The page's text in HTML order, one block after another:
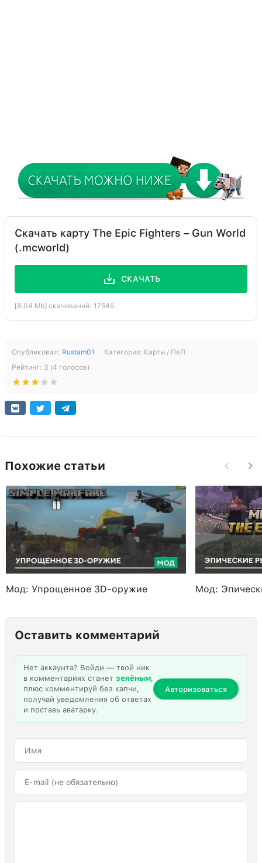
Скачать карту The Epic Fighters – Gun World
(.mcworld)
СКАЧАТЬ
[8.04 Mb] скачиваний: 17545
Опубликовал: Rustam01 Категория: Карты / ПвП
Рейтинг: 3 (4 голосов)
Похожие статьи
Мод: Упрощенное 3D-оружие Мод:
Оставить комментарий
Нет аккаунта? Войди — твой ник
в комментариях станет зелёным,
плюс комментируй без капчи,
получай уведомления об ответах
и поставь аватарку.
Авторизоваться